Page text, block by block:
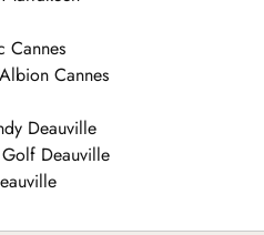
Cannes
Cannes
Deauville
Deauville